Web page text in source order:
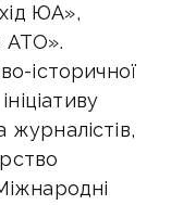
ЮА»,
АТО».
історичної
журналістів,